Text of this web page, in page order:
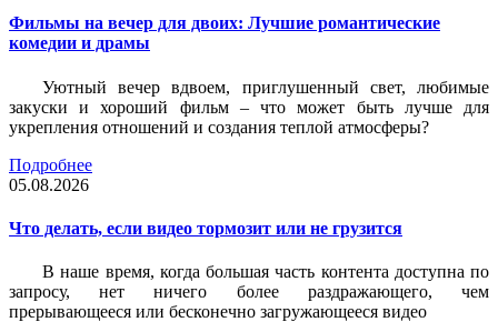
Фильмы на вечер для двоих: Лучшие романтические
комедии и драмы
Уютный вечер вдвоем, приглушенный свет, любимые
закуски и хороший фильм – что может быть лучше для
укрепления отношений и создания теплой атмосферы?
Подробнее
05.08.2026
Что делать, если видео тормозит или не грузится
В наше время, когда большая часть контента доступна по
запросу, нет ничего более раздражающего, чем
прерывающееся или бесконечно загружающееся видео